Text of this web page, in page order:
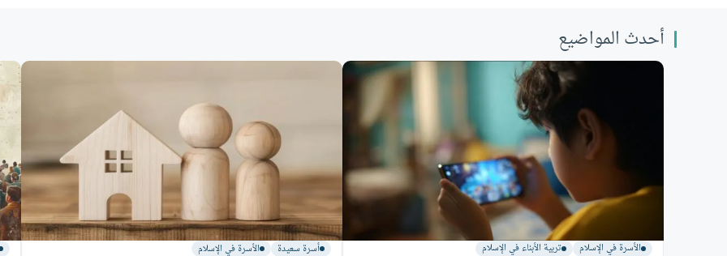
أحدث المواضيع
الأسرة في الإسلام تربية الأبناء في الإسلام أسرة سعيدة الأسرة في الإسلام